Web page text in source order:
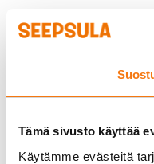
Tämä sivusto käyttää
Käytämme evästeitä